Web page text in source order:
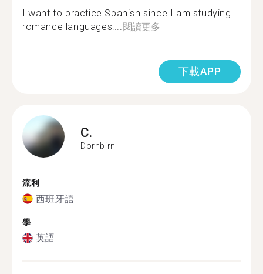
I want to practice Spanish since I am studying
romance languages:...閱讀更多
下載APP
C.
Dornbirn
流利
西班牙語
學
英語